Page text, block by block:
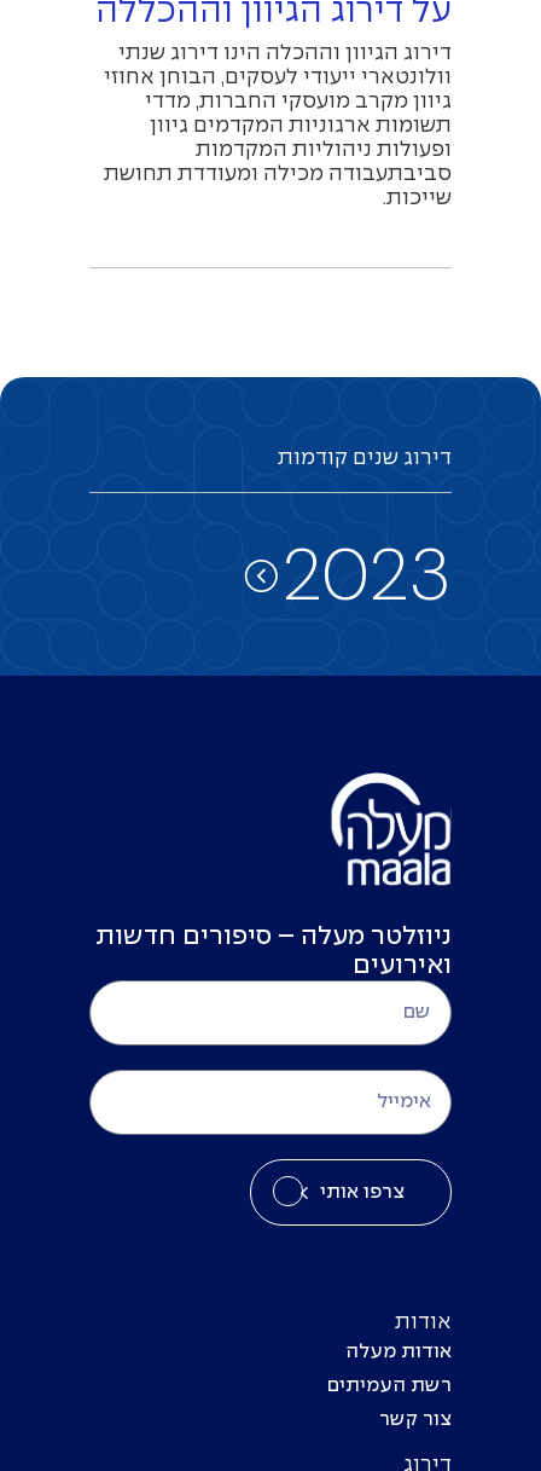
על דירוג הגיוון וההכללה
דירוג הגיוון וההכלה הינו דירוג שנתי
וולונטארי ייעודי לעסקים, הבוחן אחוזי
גיוון מקרב מועסקי החברות, מדדי
תשומות ארגוניות המקדמים גיוון
ופעולות ניהוליות המקדמות
סביבתעבודה מכילה ומעודדת תחושת
שייכות.
דירוג שנים קודמות
2023
ניוזלטר מעלה – סיפורים חדשות
ואירועים
צרפו אותי
אודות
אודות מעלה
רשת העמיתים
צור קשר
דירוג